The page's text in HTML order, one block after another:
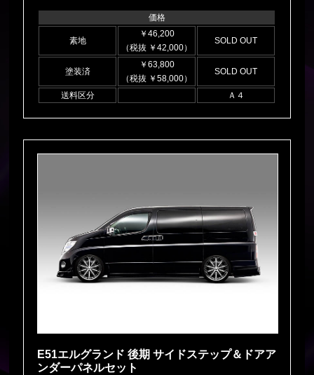
価格
素地
￥46,200
（税抜 ￥42,000）
SOLD OUT
塗装済
￥63,800
（税抜 ￥58,000）
SOLD OUT
送料区分 Ａ４
E51エルグランド 後期 サイドステップ＆ドアア
ンダーパネルセット